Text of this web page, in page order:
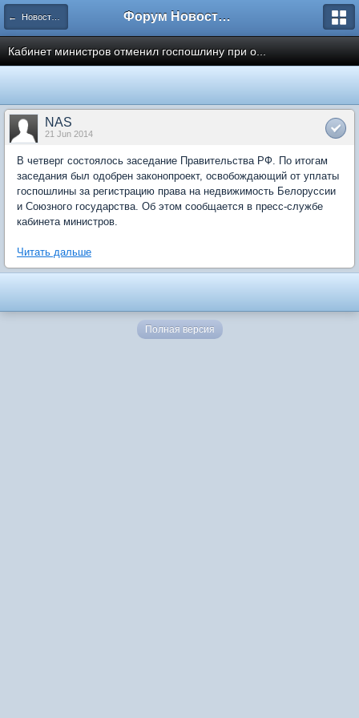
← Новости рынка недвижимости Форум Новостройки
Кабинет министров отменил госпошлину при о...
NAS
21 Jun 2014
В четверг состоялось заседание Правительства РФ. По итогам
заседания был одобрен законопроект, освобождающий от уплаты
госпошлины за регистрацию права на недвижимость Белоруссии
и Союзного государства. Об этом сообщается в пресс-службе
кабинета министров.
Читать дальше
Полная версия